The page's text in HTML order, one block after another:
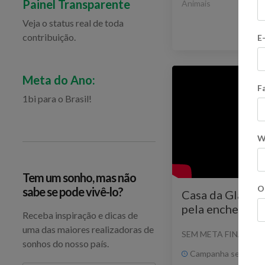
Animais
Casa da
pela enchente
SEM META
Campanha sem
Painel Transparente
Veja o status real de toda
contribuição.
Meta do Ano:
1bi para o Brasil!
Tem um sonho, mas não
sabe se pode vivê-lo?
Receba inspiração e dicas de
uma das maiores realizadoras de
sonhos do nosso país.